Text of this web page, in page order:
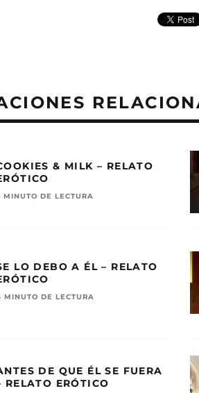
& MILK – RELATO
MINUTO DE LECTURA
LO DEBO A ÉL – RELATO
MINUTO DE LECTURA
DE QUE ÉL SE FUERA
RELATO ERÓTICO